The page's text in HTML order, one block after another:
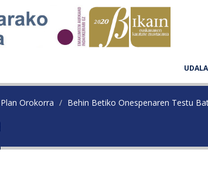
UDALA
Plan Orokorra Behin Betiko Onespenaren Testu